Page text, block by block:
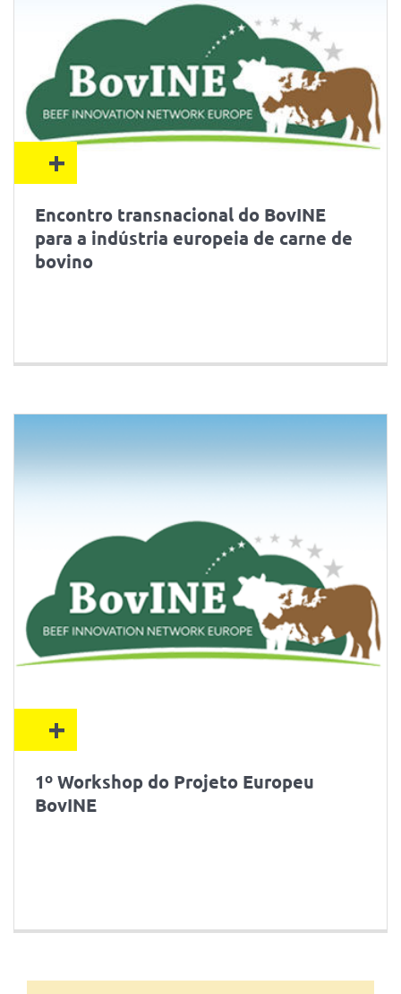
+
Encontro transnacional do BovINE
para a indústria europeia de carne de
bovino
+
1º Workshop do Projeto Europeu
BovINE